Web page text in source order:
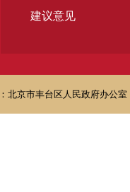
建议意见
北京市丰台区人民政府办公室